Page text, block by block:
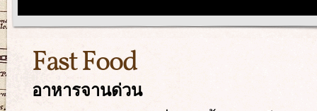
Fast Food
อาหารจานด่วน